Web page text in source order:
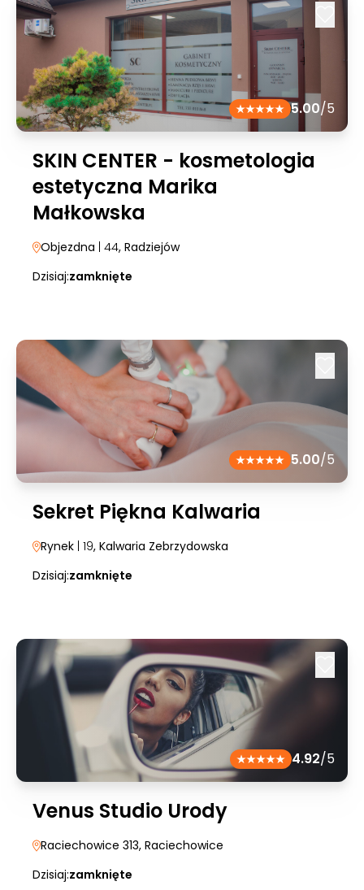
5.00/5
SKIN CENTER - kosmetologia
estetyczna Marika
Małkowska
Objezdna | 44, Radziejów
Dzisiaj:zamknięte
5.00/5
Sekret Piękna Kalwaria
Rynek | 19, Kalwaria Zebrzydowska
Dzisiaj:zamknięte
4.92/5
Venus Studio Urody
Raciechowice 313, Raciechowice
Dzisiaj:zamknięte